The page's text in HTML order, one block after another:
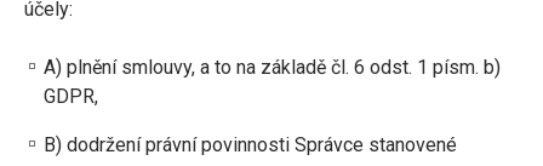
účely:
A) plnění smlouvy, a to na základě čl. 6 odst. 1 písm. b)
GDPR,
B) dodržení právní povinnosti Správce stanovené